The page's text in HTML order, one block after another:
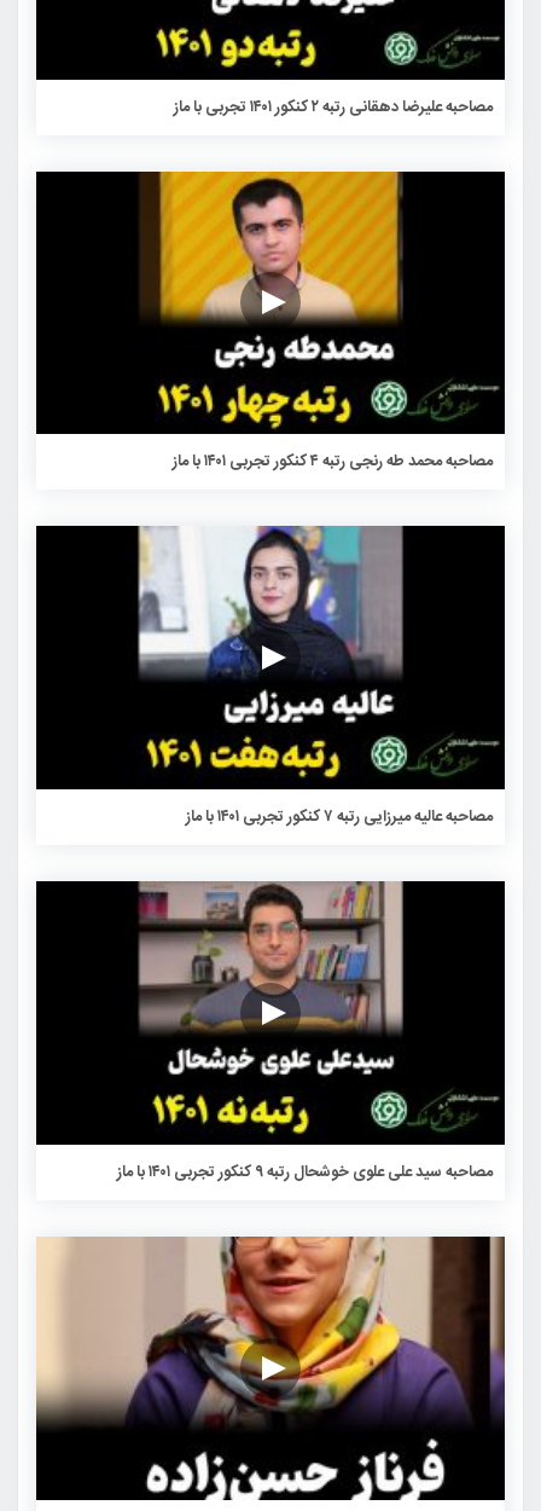
مصاحبه علیرضا دهقانی رتبه ۲ کنکور ۱۴۰۱ تجربی با ماز
مصاحبه محمد طه رنجی رتبه ۴ کنکور تجربی ۱۴۰۱ با ماز
مصاحبه عالیه میرزایی رتبه ۷ کنکور تجربی ۱۴۰۱ با ماز
مصاحبه سید علی علوی خوشحال رتبه ۹ کنکور تجربی ۱۴۰۱ با ماز